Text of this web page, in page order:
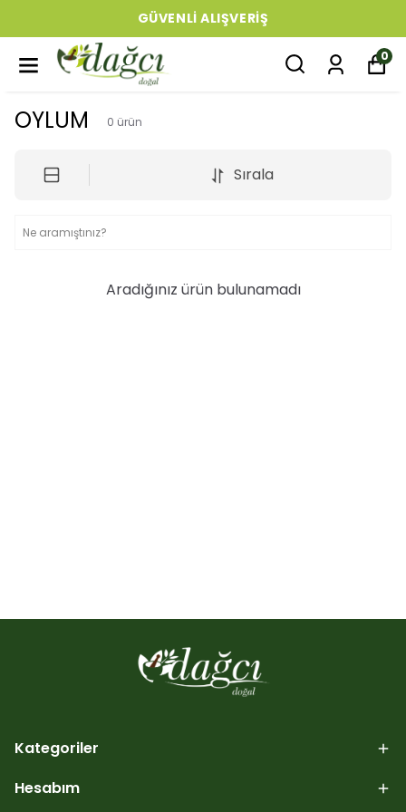
GÜVENLI ALIŞVERIŞ
0
OYLUM 0 ürün
Sırala
Aradığınız ürün bulunamadı
Kategoriler
Hesabım